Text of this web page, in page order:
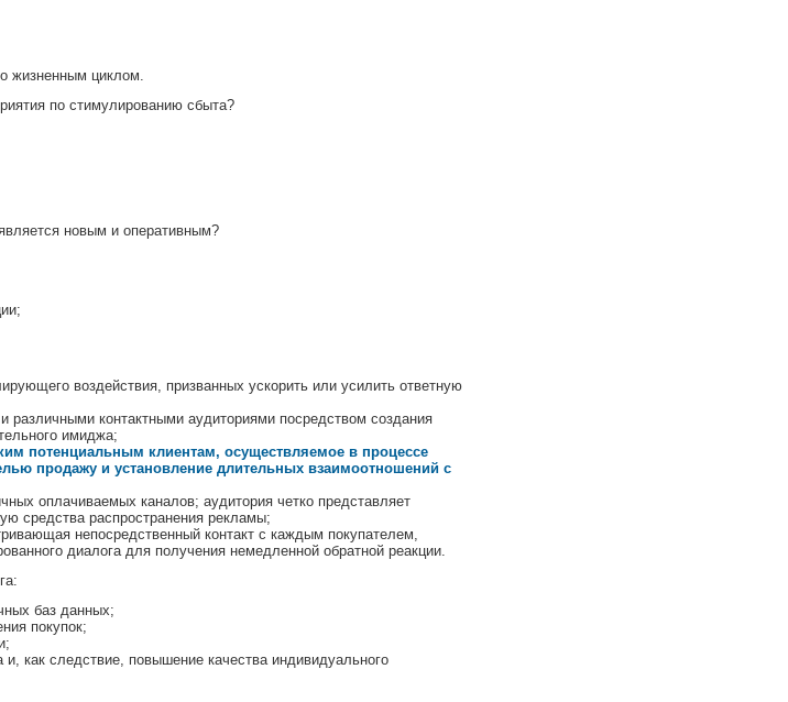
жизненным циклом.
по стимулированию сбыта?
новым и оперативным?
воздействия, призванных ускорить или усилить ответную
контактными аудиториями посредством создания
имиджа;
потенциальным клиентам, осуществляемое в процессе
продажу и установление длительных взаимоотношений с
оплачиваемых каналов; аудитория четко представляет
средства распространения рекламы;
непосредственный контакт с каждым покупателем,
диалога для получения немедленной обратной реакции.
баз данных;
покупок;
как следствие, повышение качества индивидуального